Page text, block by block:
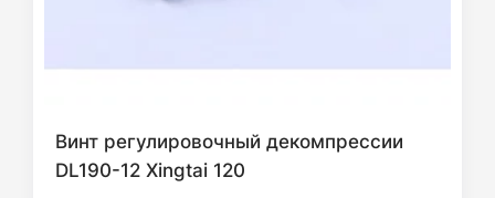
Винт регулировочный декомпрессии
DL190-12 Xingtai 120